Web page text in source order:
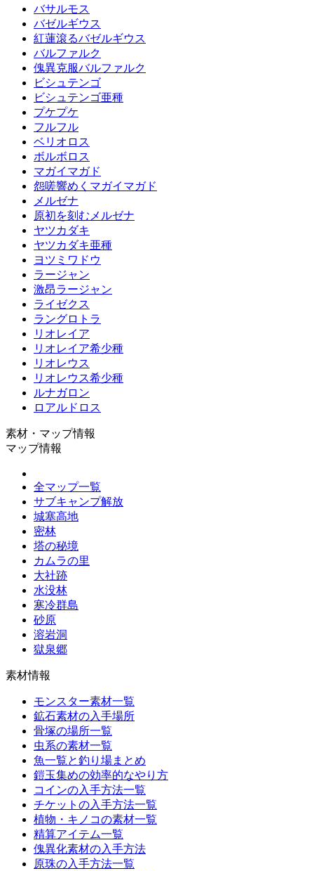
バサルモス
バゼルギウス
紅蓮滾るバゼルギウス
バルファルク
傀異克服バルファルク
ビシュテンゴ
ビシュテンゴ亜種
プケプケ
フルフル
ベリオロス
ボルボロス
マガイマガド
怨嗟響めくマガイマガド
メルゼナ
原初を刻むメルゼナ
ヤツカダキ
ヤツカダキ亜種
ヨツミワドウ
ラージャン
激昂ラージャン
ライゼクス
ラングロトラ
リオレイア
リオレイア希少種
リオレウス
リオレウス希少種
ルナガロン
ロアルドロス
素材・マップ情報
マップ情報
全マップ一覧
サブキャンプ解放
城塞高地
密林
塔の秘境
カムラの里
大社跡
水没林
寒冷群島
砂原
溶岩洞
獄泉郷
素材情報
モンスター素材一覧
鉱石素材の入手場所
骨塚の場所一覧
虫系の素材一覧
魚一覧と釣り場まとめ
鎧玉集めの効率的なやり方
コインの入手方法一覧
チケットの入手方法一覧
植物・キノコの素材一覧
精算アイテム一覧
傀異化素材の入手方法
原珠の入手方法一覧